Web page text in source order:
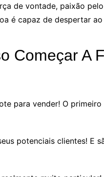
de vontade, paixão
é capaz de despertar
Começar A
para vender! O
potenciais clientes! E